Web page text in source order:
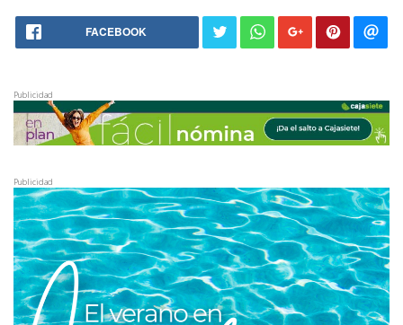
FACEBOOK
Publicidad
Publicidad